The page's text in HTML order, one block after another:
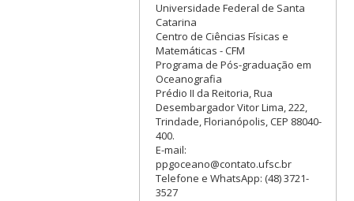
Universidade Federal de Santa
Catarina
Centro de Ciências Físicas e
Matemáticas - CFM
Programa de Pós-graduação em
Oceanografia
Prédio II da Reitoria, Rua
Desembargador Vitor Lima, 222,
Trindade, Florianópolis, CEP 88040-
400.
E-mail:
ppgoceano@contato.ufsc.br
Telefone e WhatsApp: (48) 3721-
3527